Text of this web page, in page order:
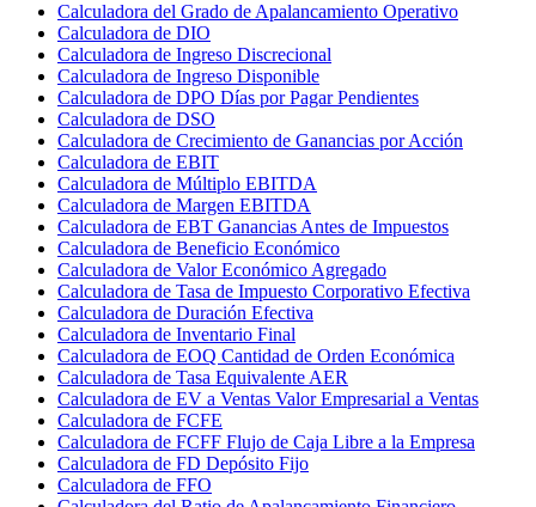
Calculadora del Grado de Apalancamiento Operativo
Calculadora de DIO
Calculadora de Ingreso Discrecional
Calculadora de Ingreso Disponible
Calculadora de DPO Días por Pagar Pendientes
Calculadora de DSO
Calculadora de Crecimiento de Ganancias por Acción
Calculadora de EBIT
Calculadora de Múltiplo EBITDA
Calculadora de Margen EBITDA
Calculadora de EBT Ganancias Antes de Impuestos
Calculadora de Beneficio Económico
Calculadora de Valor Económico Agregado
Calculadora de Tasa de Impuesto Corporativo Efectiva
Calculadora de Duración Efectiva
Calculadora de Inventario Final
Calculadora de EOQ Cantidad de Orden Económica
Calculadora de Tasa Equivalente AER
Calculadora de EV a Ventas Valor Empresarial a Ventas
Calculadora de FCFE
Calculadora de FCFF Flujo de Caja Libre a la Empresa
Calculadora de FD Depósito Fijo
Calculadora de FFO